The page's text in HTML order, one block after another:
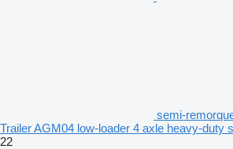
semi-
Trailer AGM04 low-loader 4 axle heavy-duty
22